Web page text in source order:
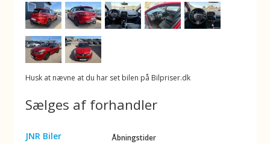
Husk at nævne at du har set bilen på Bilpriser.dk
Sælges af forhandler
JNR Biler
Åbningstider